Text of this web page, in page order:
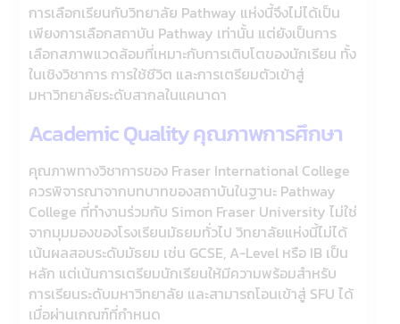
การเลือกเรียนกับวิทยาลัย Pathway แห่งนี้จึงไม่ได้เป็น
เพียงการเลือกสถาบัน Pathway เท่านั้น แต่ยังเป็นการ
เลือกสภาพแวดล้อมที่เหมาะกับการเติบโตของนักเรียน ทั้ง
ในเชิงวิชาการ การใช้ชีวิต และการเตรียมตัวเข้าสู่
มหาวิทยาลัยระดับสากลในแคนาดา
Academic Quality คุณภาพการศึกษา
คุณภาพทางวิชาการของ Fraser International College
ควรพิจารณาจากบทบาทของสถาบันในฐานะ Pathway
College ที่ทำงานร่วมกับ Simon Fraser University ไม่ใช่
จากมุมมองของโรงเรียนมัธยมทั่วไป วิทยาลัยแห่งนี้ไม่ได้
เน้นผลสอบระดับมัธยม เช่น GCSE, A-Level หรือ IB เป็น
หลัก แต่เน้นการเตรียมนักเรียนให้มีความพร้อมสำหรับ
การเรียนระดับมหาวิทยาลัย และสามารถโอนเข้าสู่ SFU ได้
เมื่อผ่านเกณฑ์ที่กำหนด